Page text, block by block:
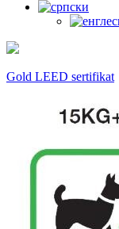
Gold LEED sertifikat